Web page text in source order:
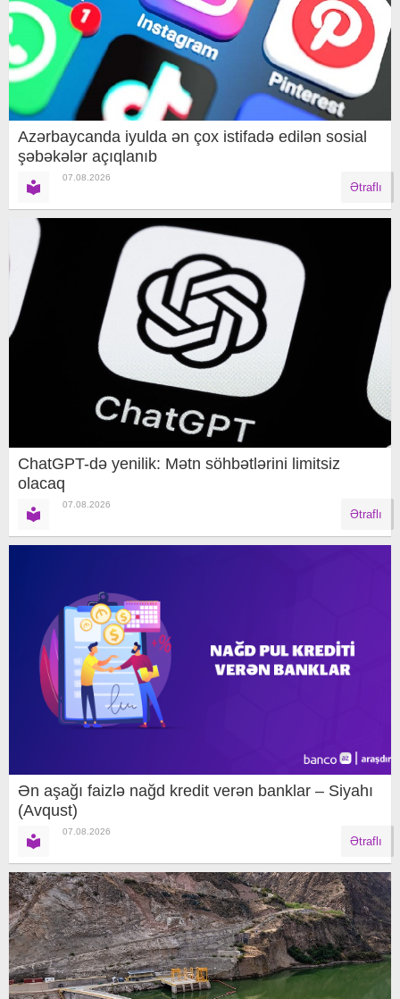
Azərbaycanda iyulda ən çox istifadə edilən sosial
şəbəkələr açıqlanıb
07.08.2026
Ətraflı
ChatGPT-də yenilik: Mətn söhbətlərini limitsiz
olacaq
07.08.2026
Ətraflı
Ən aşağı faizlə nağd kredit verən banklar – Siyahı
(Avqust)
07.08.2026
Ətraflı